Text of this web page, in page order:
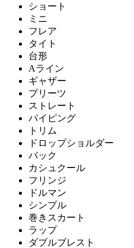
ショート
ミニ
フレア
タイト
台形
Aライン
ギャザー
プリーツ
ストレート
パイピング
トリム
ドロップショルダー
バック
カシュクール
フリンジ
ドルマン
シンプル
巻きスカート
ラップ
ダブルブレスト